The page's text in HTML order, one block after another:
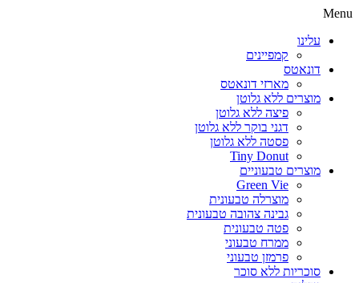
עלינו
קמפיינים
דונאטס
מארזי דונאטס
מוצרים ללא גלוטן
פיצה ללא גלוטן
דגני בוקר ללא גלוטן
פסטה ללא גלוטן
Tiny Donut
מוצרים טבעוניים
Green Vie
מוצרלה טבעונית
גבינה צהובה טבעונית
פטה טבעונית
ממרח טבעוני
פרמזן טבעוני
סוכריות ללא סוכר